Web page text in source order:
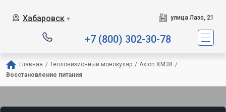
Хабаровск ▼ улица Лазо, 21
+7 (800) 302-30-78
Главная / Тепловизионный монокуляр / Axion XM38 /
Восстановление питания